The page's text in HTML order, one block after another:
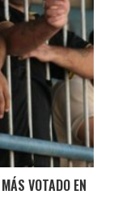
VOTADO EN